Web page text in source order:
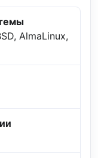
AlmaLinux,